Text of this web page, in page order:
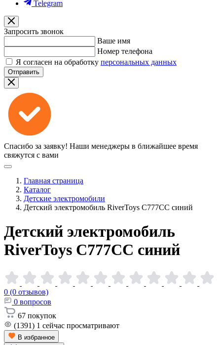
Telegram
Запросить звонок
Ваше имя
Номер телефона
Я согласен на обработку персональных данных
Отправить
Спасибо за заявку! Наши менеджеры в ближайшее время
свяжутся с вами
Главная страница
Каталог
Детские электромобили
Детский электромобиль RiverToys C777CC синий
Детский электромобиль
RiverToys C777CC синий
0 (0 отзывов)
0 вопросов
67 покупок
(1391) 1 сейчас просматривают
В избранное